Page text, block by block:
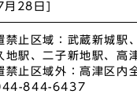
月28日]
禁止区域：武蔵新城駅
地駅、二子新地駅、高
禁止区域外：高津区内
844-6437